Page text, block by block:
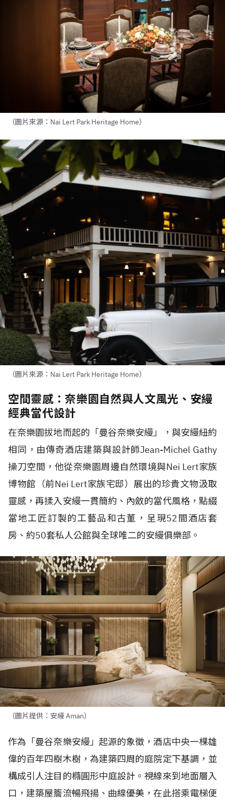
（圖片來源：Nai Lert Park Heritage Home）
（圖片來源：Nai Lert Park Heritage Home）
空間靈感：奈樂園自然與人文風光、安縵
經典當代設計
在奈樂園拔地而起的「曼谷奈樂安縵」，與安縵紐約
相同，由傳奇酒店建築與設計師Jean-Michel Gathy
操刀空間，他從奈樂園周邊自然環境與Nei Lert家族
博物館（前Nei Lert家族宅邸）展出的珍貴文物汲取
靈感，再揉入安縵一貫簡約、內斂的當代風格，點綴
當地工匠訂製的工藝品和古董，呈現52間酒店套
房、約50套私人公館與全球唯二的安縵俱樂部。
（圖片提供：安縵 Aman）
作為「曼谷奈樂安縵」起源的象徵，酒店中央一棵雄
偉的百年四樹木樹，為建築四周的庭院定下基調，並
構成引人注目的橢圓形中庭設計。視線來到地面層入
口，建築屋簷流暢飛揚、曲線優美，在此搭乘電梯便